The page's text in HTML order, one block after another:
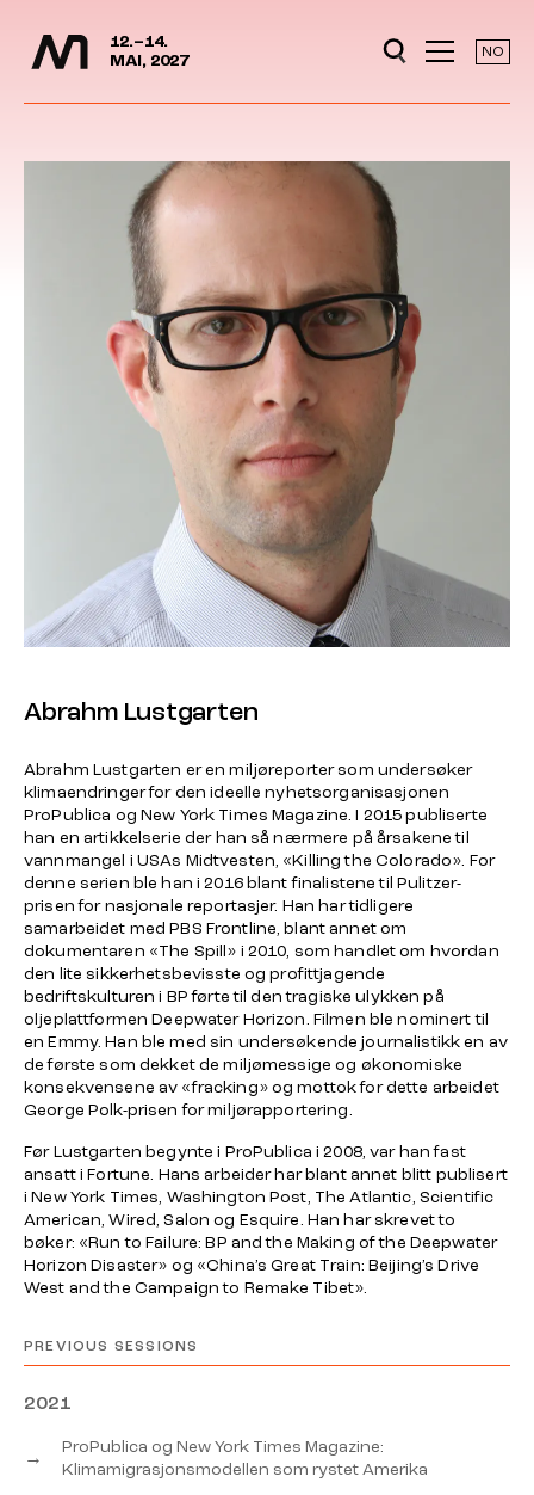
Jump to content
12.–14.
MAI, 2027
NO
Abrahm Lustgarten
Abrahm Lustgarten er en miljøreporter som undersøker
klimaendringer for den ideelle nyhetsorganisasjonen
ProPublica og New York Times Magazine. I 2015 publiserte
han en artikkelserie der han så nærmere på årsakene til
vannmangel i USAs Midtvesten, «Killing the Colorado». For
denne serien ble han i 2016 blant finalistene til Pulitzer-
prisen for nasjonale reportasjer. Han har tidligere
samarbeidet med PBS Frontline, blant annet om
dokumentaren «The Spill» i 2010, som handlet om hvordan
den lite sikkerhetsbevisste og profittjagende
bedriftskulturen i BP førte til den tragiske ulykken på
oljeplattformen Deepwater Horizon. Filmen ble nominert til
en Emmy. Han ble med sin undersøkende journalistikk en av
de første som dekket de miljømessige og økonomiske
konsekvensene av «fracking» og mottok for dette arbeidet
George Polk-prisen for miljørapportering.
Før Lustgarten begynte i ProPublica i 2008, var han fast
ansatt i Fortune. Hans arbeider har blant annet blitt publisert
i New York Times, Washington Post, The Atlantic, Scientific
American, Wired, Salon og Esquire. Han har skrevet to
bøker: «Run to Failure: BP and the Making of the Deepwater
Horizon Disaster» og «China’s Great Train: Beijing’s Drive
West and the Campaign to Remake Tibet».
PREVIOUS SESSIONS
2021
→
ProPublica og New York Times Magazine:
Klimamigrasjonsmodellen som rystet Amerika